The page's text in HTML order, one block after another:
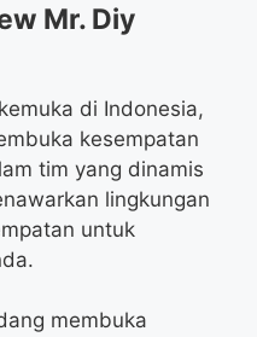
Mr. Diy
di Indonesia,
kesempatan
tim yang dinamis
lingkungan
untuk
membuka